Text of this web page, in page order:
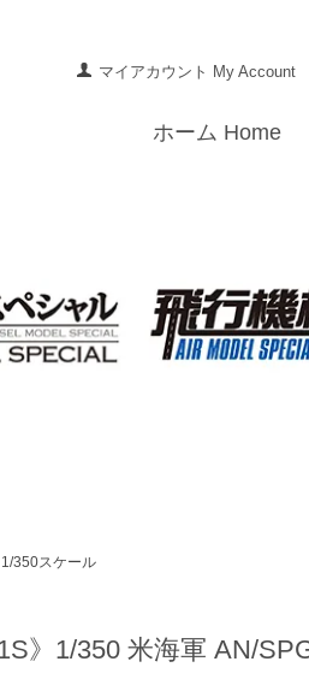
マイアカウント My Account
ホーム Home
1/350スケール
》1/350 米海軍 AN/